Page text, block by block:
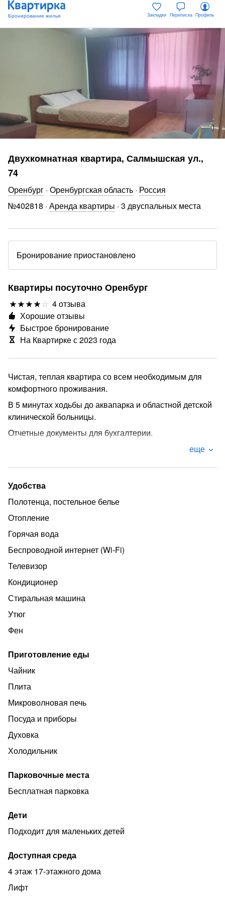
Закладки Переписка Профиль
Двухкомнатная квартира, Салмышская ул.,
74
Оренбург · Оренбургская область · Россия
№402818 · Аренда квартиры · 3 двуспальных места
Бронирование приостановлено
Квартиры посуточно Оренбург
4 отзыва
Хорошие отзывы
Быстрое бронирование
На Квартирке с 2023 года
Чистая, теплая квартира со всем необходимым для
комфортного проживания.
В 5 минутах ходьбы до аквапарка и областной детской
клинической больницы.
Отчетные документы для бухгалтерии.
еще
Удобства
Полотенца, постельное белье
Отопление
Горячая вода
Беспроводной интернет (Wi‑Fi)
Телевизор
Кондиционер
Стиральная машина
Утюг
Фен
Приготовление еды
Чайник
Плита
Микроволновая печь
Посуда и приборы
Духовка
Холодильник
Парковочные места
Бесплатная парковка
Дети
Подходит для маленьких детей
Доступная среда
4 этаж 17-этажного дома
Лифт